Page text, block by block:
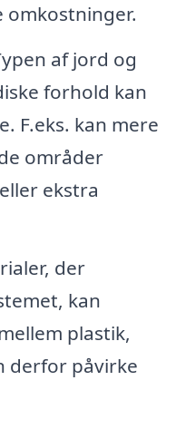
af jord og
forhold kan
F.eks. kan mere
områder
ekstra
der
kan
plastik,
derfor påvirke